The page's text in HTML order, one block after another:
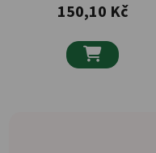
150,10 Kč
